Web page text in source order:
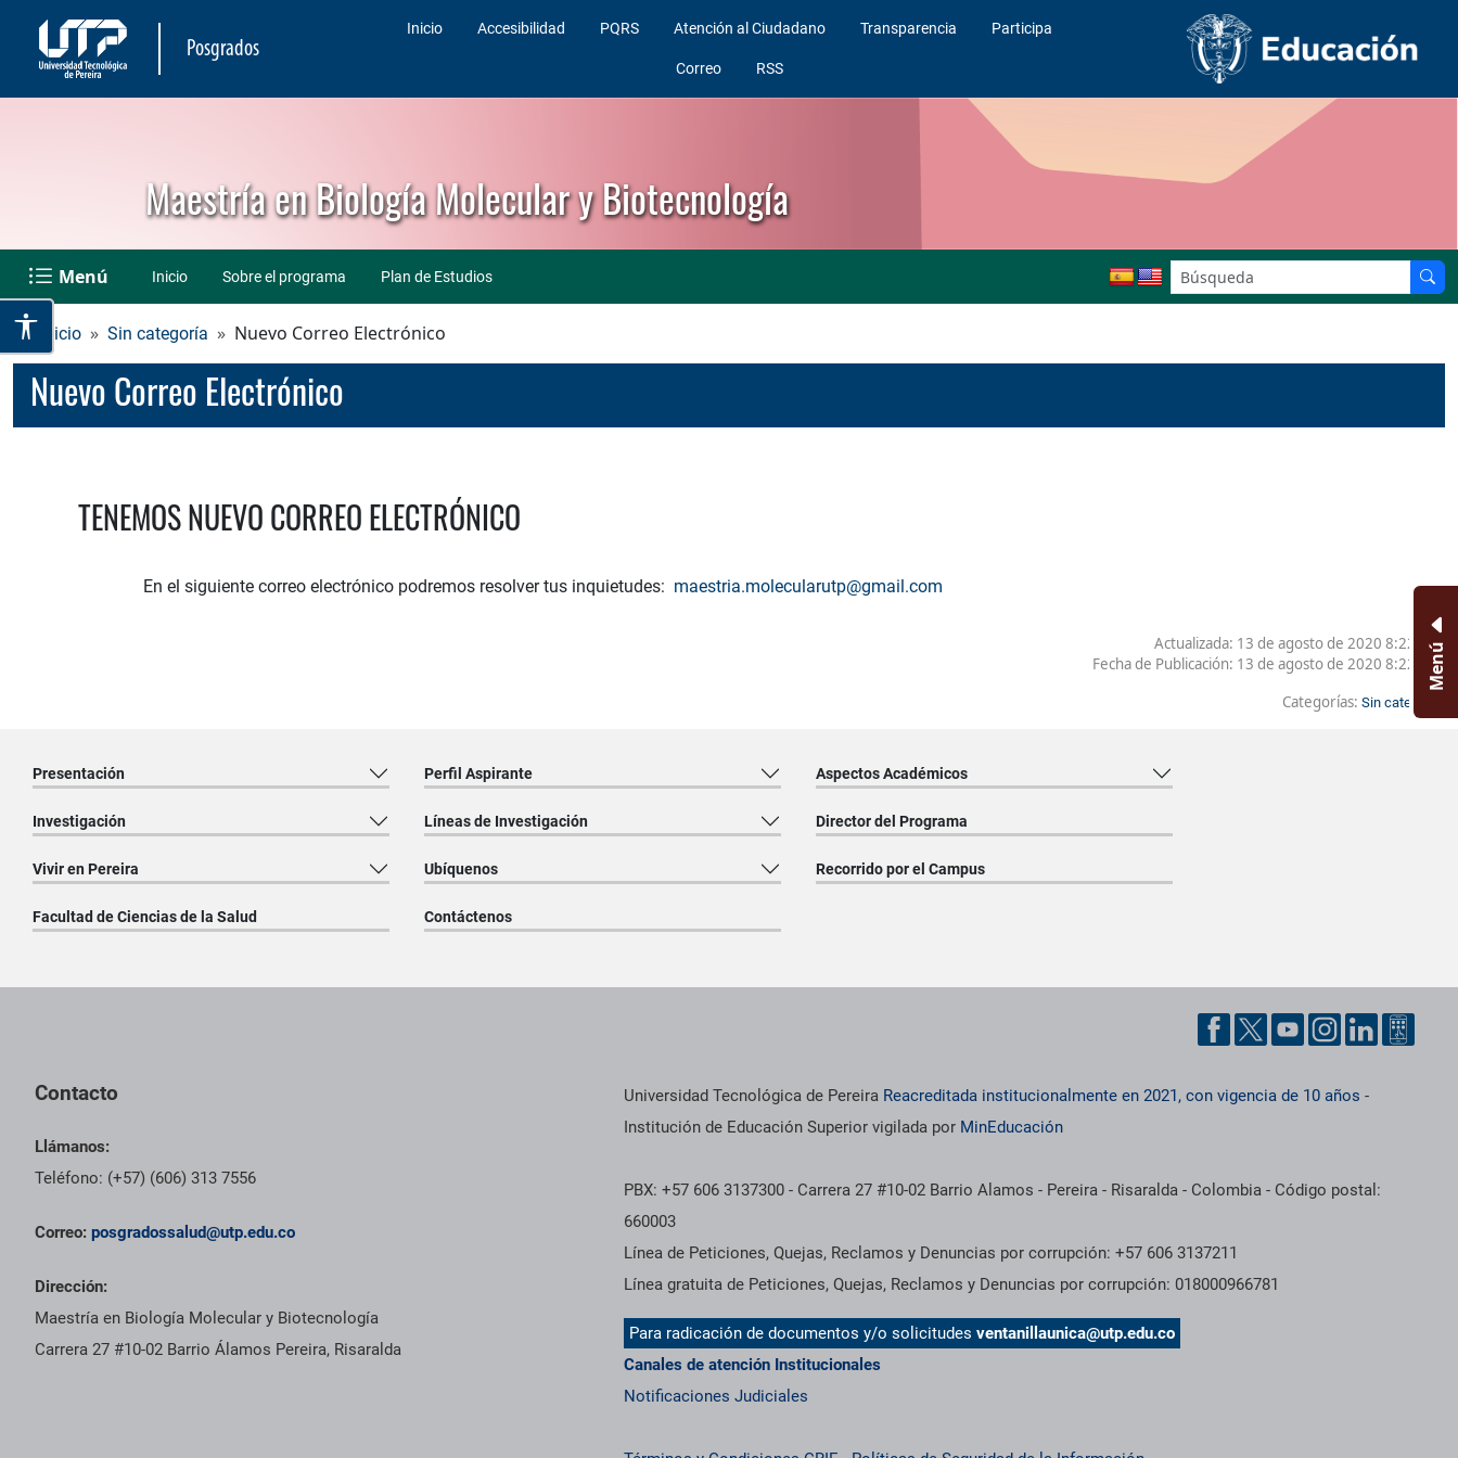
Posgrados
Inicio Accesibilidad PQRS Atención al Ciudadano Transparencia Participa
Correo RSS
Maestría en Biología Molecular y Biotecnología
Menú Inicio Sobre el programa Plan de Estudios
Inicio Sin categoría Nuevo Correo Electrónico
Nuevo Correo Electrónico
TENEMOS NUEVO CORREO ELECTRÓNICO
En el siguiente correo electrónico podremos resolver tus inquietudes: maestria.molecularutp@gmail.com
Actualizada: 13 de agosto de 2020 8:22 AM
Fecha de Publicación: 13 de agosto de 2020 8:22 AM
Categorías: Sin categoría
Menú
Presentación Perfil Aspirante Aspectos Académicos
Investigación Líneas de Investigación Director del Programa
Vivir en Pereira Ubíquenos Recorrido por el Campus
Facultad de Ciencias de la Salud Contáctenos
Contacto
Llámanos:
Teléfono: (+57) (606) 313 7556
Correo: posgradossalud@utp.edu.co
Dirección:
Maestría en Biología Molecular y Biotecnología
Carrera 27 #10-02 Barrio Álamos Pereira, Risaralda
Información institucional
Universidad Tecnológica de Pereira Reacreditada institucionalmente en 2021, con vigencia de 10 años -
Institución de Educación Superior vigilada por MinEducación
PBX: +57 606 3137300 - Carrera 27 #10-02 Barrio Alamos - Pereira - Risaralda - Colombia - Código postal:
660003
Línea de Peticiones, Quejas, Reclamos y Denuncias por corrupción: +57 606 3137211
Línea gratuita de Peticiones, Quejas, Reclamos y Denuncias por corrupción: 018000966781
Para radicación de documentos y/o solicitudesventanillaunica@utp.edu.co
Canales de atención Institucionales
Notificaciones Judiciales